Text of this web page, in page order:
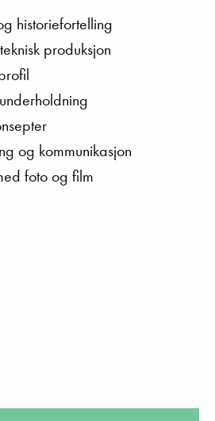
historiefortelling
produksjon
og kommunikasjon
foto og film